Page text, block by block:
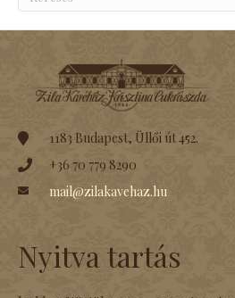
1183 Budapest, Üllői út 452.
+36 70 779 8290
mail@zilakavehaz.hu
Nyitva tartás